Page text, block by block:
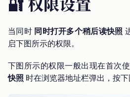
当同时 同时打开多个稍后读快照
启下图所示的权限。
下图所示的权限一般出现在首次
快照 时在浏览器地址栏弹出，按下